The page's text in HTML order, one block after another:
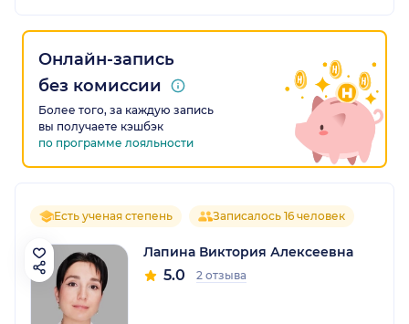
Онлайн-запись
без комиссии
Более того, за каждую запись
вы получаете кэшбэк
по программе лояльности
Есть ученая степень Записалось 16 человек
Лапина Виктория Алексеевна
5.0 2 отзыва